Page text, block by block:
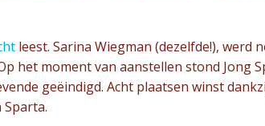
leest. Sarina Wiegman (dezelfde!), werd
het moment van aanstellen stond Jong
geëindigd. Acht plaatsen winst